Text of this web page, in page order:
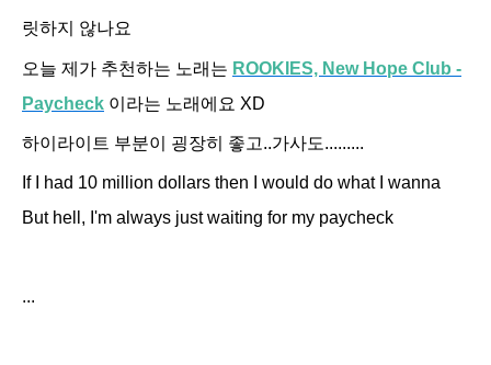
릿하지 않나요
오늘 제가 추천하는 노래는 ROOKIES, New Hope Club -
Paycheck 이라는 노래에요 XD
하이라이트 부분이 굉장히 좋고..가사도.........
If I had 10 million dollars then I would do what I wanna
But hell, I'm always just waiting for my paycheck
...